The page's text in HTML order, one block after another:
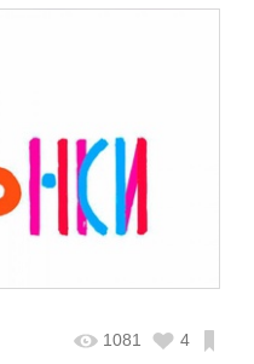
1081 4